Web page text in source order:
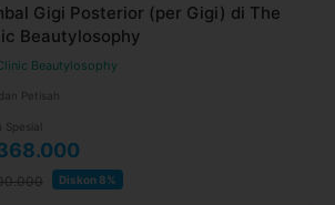
Gigi Posterior (per Gigi) di The
Beautylosophy
Beautylosophy
Petisah
Spesial
Diskon 8%